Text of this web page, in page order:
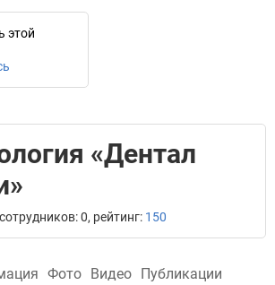
этой
«Дентал
0, рейтинг: 150
Фото Видео Публикации